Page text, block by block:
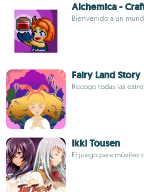
Alchemica -
Bienvenido a un
Fairy Land Story
Recoge todas las
Ikki Tousen
El juego para móviles